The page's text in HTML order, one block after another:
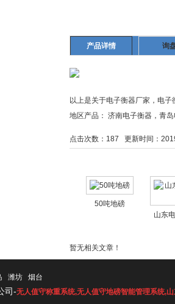
产品详情 询
以上是关于电子衡器厂家，电子
地区产品： 济南电子衡器 ， 青
点击次数： 187 更新时间：
50吨地磅
山东
暂无相关文章！
潍坊 烟台
司-无人值守称重系统,无人值守地磅智能管理系统,